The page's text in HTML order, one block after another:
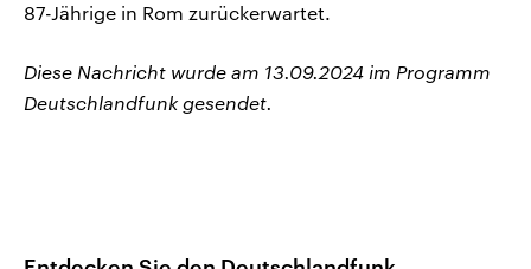
87-Jährige in Rom zurückerwartet.
Diese Nachricht wurde am 13.09.2024 im Programm
Deutschlandfunk gesendet.